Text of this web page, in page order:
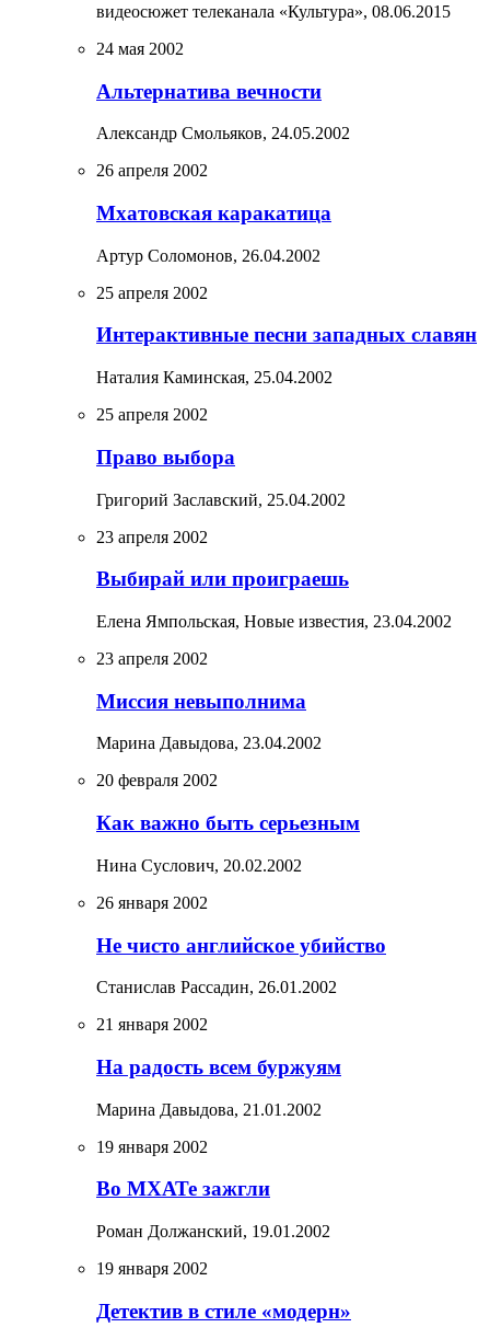
видеосюжет телеканала «Культура», 08.06.2015
24 мая 2002
Альтернатива вечности
Александр Смольяков, 24.05.2002
26 апреля 2002
Мхатовская каракатица
Артур Соломонов, 26.04.2002
25 апреля 2002
Интерактивные песни западных славян
Наталия Каминская, 25.04.2002
25 апреля 2002
Право выбора
Григорий Заславский, 25.04.2002
23 апреля 2002
Выбирай или проиграешь
Елена Ямпольская, Новые известия, 23.04.2002
23 апреля 2002
Миссия невыполнима
Марина Давыдова, 23.04.2002
20 февраля 2002
Как важно быть серьезным
Нина Суслович, 20.02.2002
26 января 2002
Не чисто английское убийство
Станислав Рассадин, 26.01.2002
21 января 2002
На радость всем буржуям
Марина Давыдова, 21.01.2002
19 января 2002
Во МХАТе зажгли
Роман Должанский, 19.01.2002
19 января 2002
Детектив в стиле «модерн»